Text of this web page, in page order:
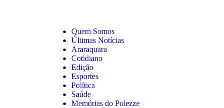
Quem Somos
Últimas Notícias
Araraquara
Cotidiano
Edição
Esportes
Política
Saúde
Memórias do Polezze